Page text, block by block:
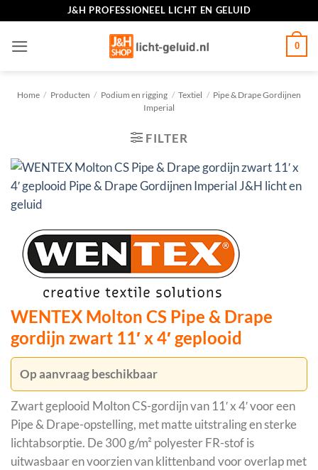
inhoud
J&H PROFESSIONEEL LICHT EN GELUID
0
Home / Producten / Podium en rigging / Textiel / Pipe & Drape Gordijnen
Imperial
FILTER
WENTEX Molton CS Pipe & Drape
gordijn zwart 11′ x 4′ geplooid
Op aanvraag beschikbaar
Zwart geplooid Molton CS-gordijn van 11′ x 4′ voor een
Pipe & Drape-opstelling, met matte uitstraling en sterke
lichtabsorptie. De 300 g/m² polyester FR-stof is
uitwasbaar en voorzien van klittenband voor overlap met